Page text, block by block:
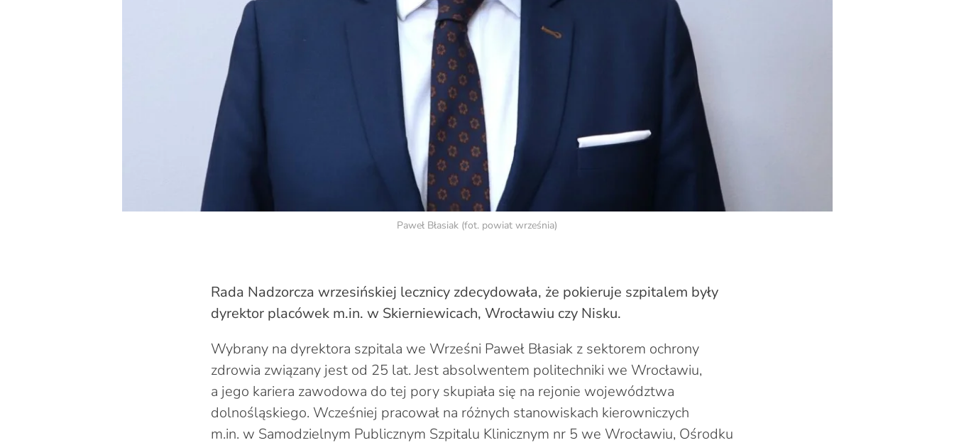
Paweł Błasiak (fot. powiat września)
Rada Nadzorcza wrzesińskiej lecznicy zdecydowała, że pokieruje szpitalem były
dyrektor placówek m.in. w Skierniewicach, Wrocławiu czy Nisku.
Wybrany na dyrektora szpitala we Wrześni Paweł Błasiak z sektorem ochrony
zdrowia związany jest od 25 lat. Jest absolwentem politechniki we Wrocławiu,
a jego kariera zawodowa do tej pory skupiała się na rejonie województwa
dolnośląskiego. Wcześniej pracował na różnych stanowiskach kierowniczych
m.in. w Samodzielnym Publicznym Szpitalu Klinicznym nr 5 we Wrocławiu, Ośrodku